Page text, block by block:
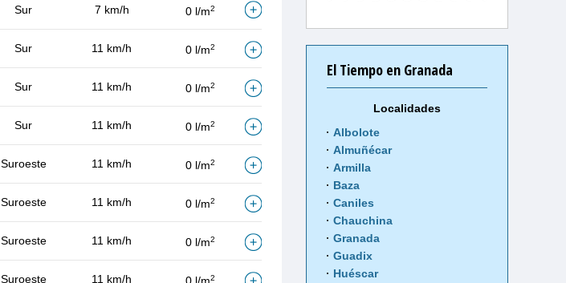
Sur 7 km/h 0 l/m2
Sur 11 km/h 0 l/m2
Sur 11 km/h 0 l/m2
Sur 11 km/h 0 l/m2
Suroeste 11 km/h 0 l/m2
Suroeste 11 km/h 0 l/m2
Suroeste 11 km/h 0 l/m2
Suroeste 11 km/h 0 l/m2
El Tiempo en Granada
Localidades
Albolote
Almuñécar
Armilla
Baza
Caniles
Chauchina
Granada
Guadix
Huéscar